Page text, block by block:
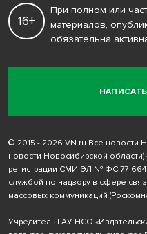
16+
При полном или
материалов,
обязательна
© 2015 - 2026 VN.ru Все новости
новости Новосибирской
регистрации СМИ ЭЛ № ФС 77-
службой по надзору в сфере
массовых коммуникаций
Учредитель ГАУ НСО